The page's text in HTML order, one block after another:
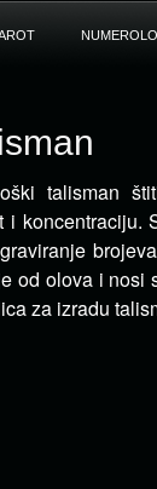
talisman
i koncentraciju.
od olova i nosi
za izradu